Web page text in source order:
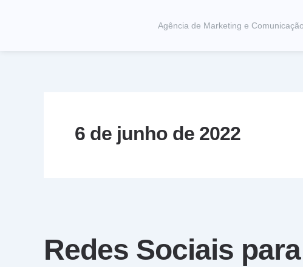
Agência de Marketing e Comunicação
6 de junho de 2022
Redes Sociais